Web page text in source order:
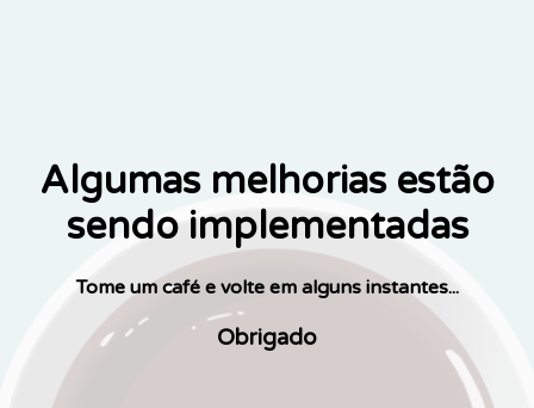
Algumas melhorias estão
sendo implementadas
Tome um café e volte em alguns instantes...
Obrigado